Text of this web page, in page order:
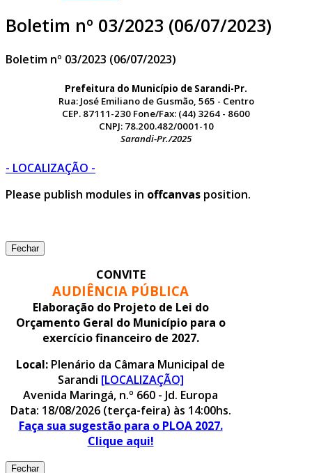
Boletim nº 03/2023 (06/07/2023)
Boletim nº 03/2023 (06/07/2023)
Prefeitura do Município de Sarandi-Pr.
Rua: José Emiliano de Gusmão, 565 - Centro
CEP. 87111-230 Fone/Fax: (44) 3264 - 8600
CNPJ: 78.200.482/0001-10
Sarandi-Pr./2025
- LOCALIZAÇÃO -
Please publish modules in offcanvas position.
Fechar
CONVITE
AUDIÊNCIA PÚBLICA
Elaboração do Projeto de Lei do
Orçamento Geral do Município para o
exercício financeiro de 2027.
Local: Plenário da Câmara Municipal de
Sarandi [LOCALIZAÇÃO]
Avenida Maringá, n.º 660 - Jd. Europa
Data: 18/08/2026 (terça-feira) às 14:00hs.
Faça sua sugestão para o PLOA 2027.
Clique aqui!
Fechar